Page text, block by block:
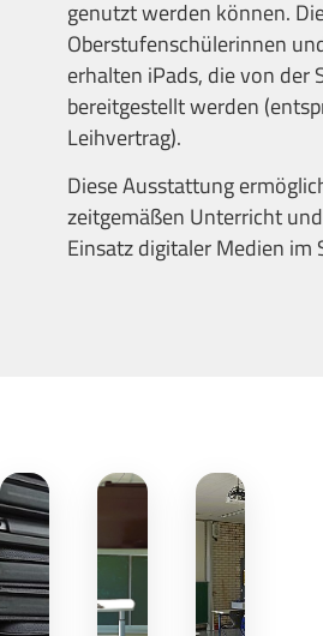
genutzt werden können.
Oberstufenschülerinnen
erhalten iPads, die von der
bereitgestellt werden
Leihvertrag).
Diese Ausstattung
zeitgemäßen Unterricht
Einsatz digitaler Medien im